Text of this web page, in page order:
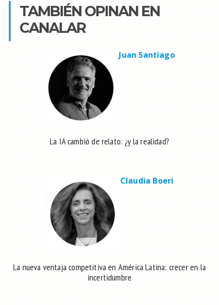
TAMBIÉN OPINAN EN
CANALAR
Juan Santiago
La IA cambió de relato: ¿y la realidad?
Claudia Boeri
La nueva ventaja competitiva en América Latina: crecer en la
incertidumbre